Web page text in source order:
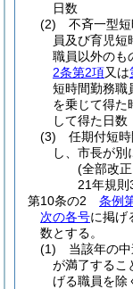
日数
(2)
不斉一型
員及び育児短
職員以外のも
2条第2項又は
短時間勤務職
を乗じて得た
して得た日数
(3)
任期付短
し、市長が別
(全部改
21年規
第10条の2
条例
次の各号に掲げ
数とする。
(1)
当該年の
が満了するこ
げる職員を除